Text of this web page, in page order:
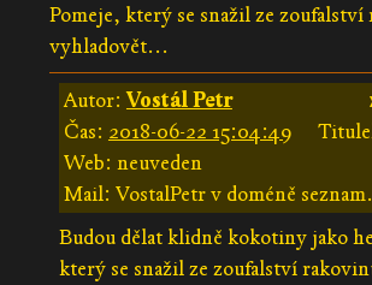
Pomeje, který se snažil ze
vyhladovět...
Autor:Vostál Petr
Čas: 2018-06-22 15:04:49
Web: neuveden
Mail: VostalPetr v doméně
Budou dělat klidně kokotiny jako
který se snažil ze zoufalství